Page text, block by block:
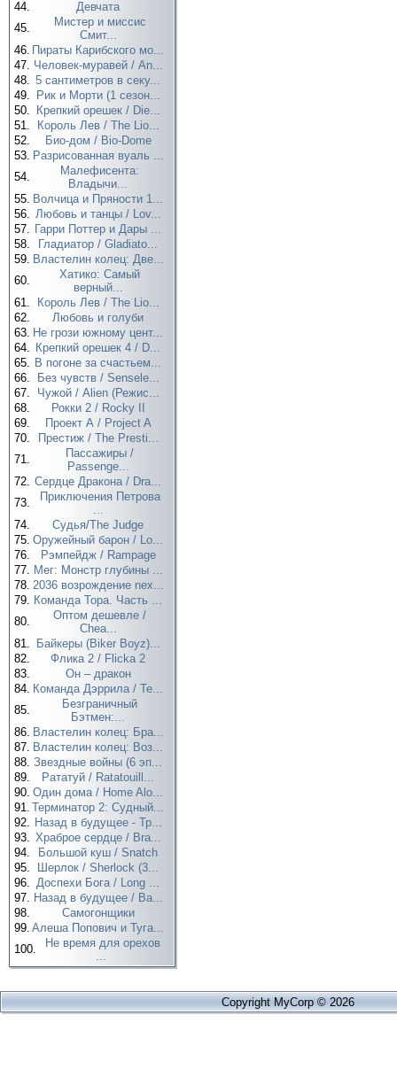
44.
Девчата
45.
Мистер и миссис
Смит...
46. Пираты Карибского мо...
47. Человек-муравей / An...
48. 5 сантиметров в секу...
49.
Рик и Морти (1 сезон...
50.
Крепкий орешек / Die...
51.
Король Лев / The Lio...
52.
Био-дом / Bio-Dome
53. Разрисованная вуаль ...
54.
Малефисента:
Владычи...
55. Волчица и Пряности 1...
56. Любовь и танцы / Lov...
57. Гарри Поттер и Дары ...
58.
Гладиатор / Gladiato...
59. Властелин колец: Две...
60.
Хатико: Самый
верный...
61.
Король Лев / The Lio...
62.
Любовь и голуби
63. Не грози южному цент...
64. Крепкий орешек 4 / D...
65. В погоне за счастьем...
66.
Без чувств / Sensele...
67.
Чужой / Alien (Режис...
68.
Рокки 2 / Rocky II
69.
Проект А / Project A
70.
Престиж / The Presti...
71.
Пассажиры /
Passenge...
72. Сердце Дракона / Dra...
73.
Приключения Петрова
...
74.
Судья/The Judge
75. Оружейный барон / Lo...
76.
Рэмпейдж / Rampage
77. Мег: Монстр глубины ...
78. 2036 возрождение nex...
79. Команда Тора. Часть ...
80.
Оптом дешевле /
Chea...
81.
Байкеры (Biker Boyz)...
82.
Флика 2 / Flicka 2
83.
Он – дракон
84. Команда Дэррила / Te...
85.
Безграничный
Бэтмен:...
86. Властелин колец: Бра...
87. Властелин колец: Воз...
88. Звездные войны (6 эп...
89.
Рататуй / Ratatouill...
90. Один дома / Home Alo...
91. Терминатор 2: Судный...
92. Назад в будущее - Тр...
93. Храброе сердце / Bra...
94.
Большой куш / Snatch
95.
Шерлок / Sherlock (3...
96. Доспехи Бога / Long ...
97. Назад в будущее / Ba...
98.
Самогонщики
99. Алеша Попович и Туга...
100.
Не время для орехов
...
Copyright MyCorp © 2026